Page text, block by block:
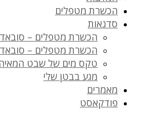
הכשרת מטפלים
סדנאות
הכשרת מטפלים –
הכשרת מטפלים –
טקס מים של שבט המאיה
מגע בבטן שלי
מאמרים
פודקאסט